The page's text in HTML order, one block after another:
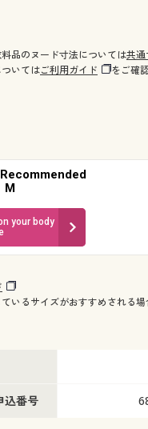
品のヌード寸法については共通
いてはご利用ガイド をご確
M
your body
いるサイズがおすすめされる場
込番号